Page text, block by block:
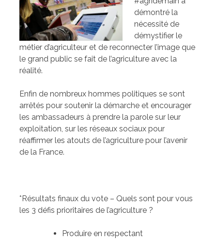
démontré la
nécessité de
démystifier le
métier d’agriculteur et de reconnecter l’image que
le grand public se fait de l’agriculture avec la
réalité.
Enfin de nombreux hommes politiques se sont
arrêtés pour soutenir la démarche et encourager
les ambassadeurs à prendre la parole sur leur
exploitation, sur les réseaux sociaux pour
réaffirmer les atouts de l’agriculture pour l’avenir
de la France.
*Résultats finaux du vote – Quels sont pour vous
les 3 défis prioritaires de l’agriculture ?
Produire en respectant